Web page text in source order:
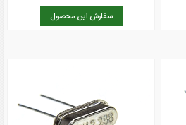
سفارش این محصول